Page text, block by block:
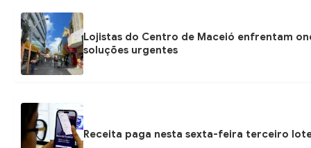
Lojistas do Centro de Maceió enfrentam
soluções urgentes
Receita paga nesta sexta-feira terceiro